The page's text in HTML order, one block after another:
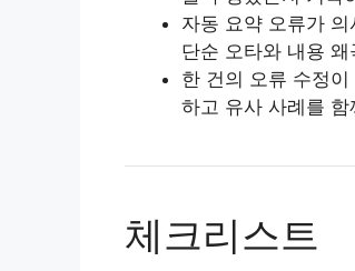
자동 요약 오류가
단순 오타와 내용
한 건의 오류 수정
하고 유사 사례를
체크리스트